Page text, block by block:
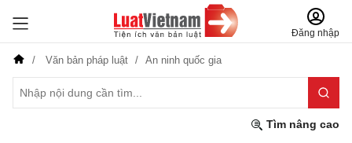
Đăng nhập
Văn bản pháp luật An ninh quốc gia
Tìm nâng cao